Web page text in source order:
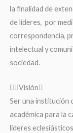
la finalidad de
de líderes, por
correspondencia,
intelectual y
sociedad.
Visión
Ser una institución
académica para la
líderes